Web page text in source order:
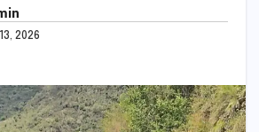
2026